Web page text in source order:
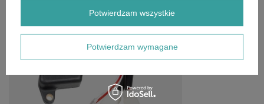
Potwierdzam wymagane
Potwierdzam wszystkie